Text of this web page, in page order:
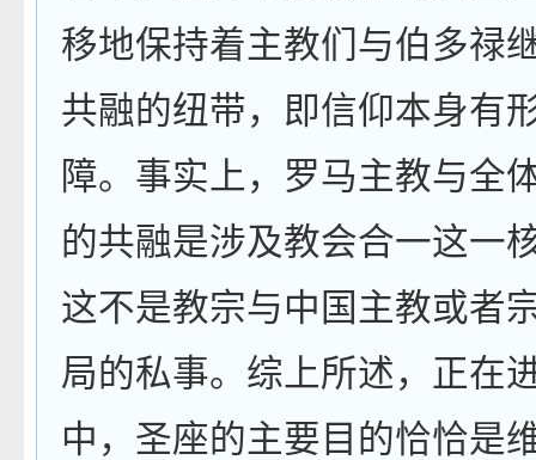
移地保持着主教们与伯多禄
共融的纽带，即信仰本身有
障。事实上，罗马主教与全
的共融是涉及教会合一这一
这不是教宗与中国主教或者
局的私事。综上所述，正在
中，圣座的主要目的恰恰是